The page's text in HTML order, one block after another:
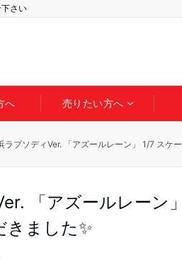
さい
へ 売りたい方へ
ラプソディVer. 「アズールレーン」 1/7 スケ
「アズールレーン
きました✨